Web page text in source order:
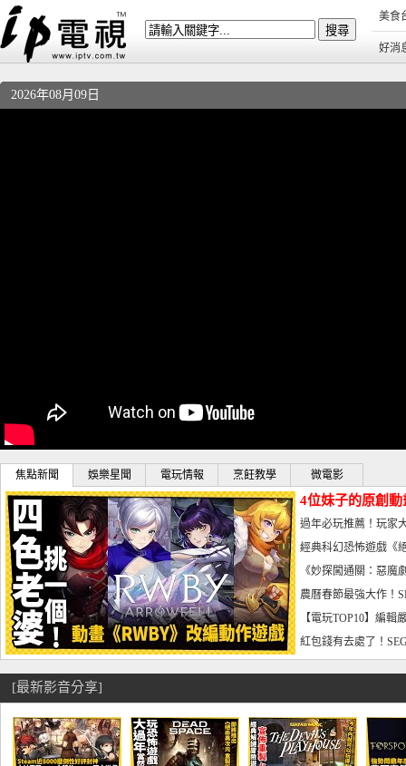
美食
好消
2026年08月09日
焦點新聞 娛樂星聞 電玩情報 烹飪教學 微電影
4位妹子的原創
曝光_電玩宅速配
過年必玩推薦！玩家
宅速配20230126
經典科幻恐怖遊戲《
懼體驗-電玩宅速配
《妙探闖通關：惡
到!!-電玩宅速配
農曆春節最強大作！
電玩宅速配20230123
【電玩TOP10】編
了，封面圖直接雷你
紅包錢有去處了！
宅速配20230119
[最新影音分享]